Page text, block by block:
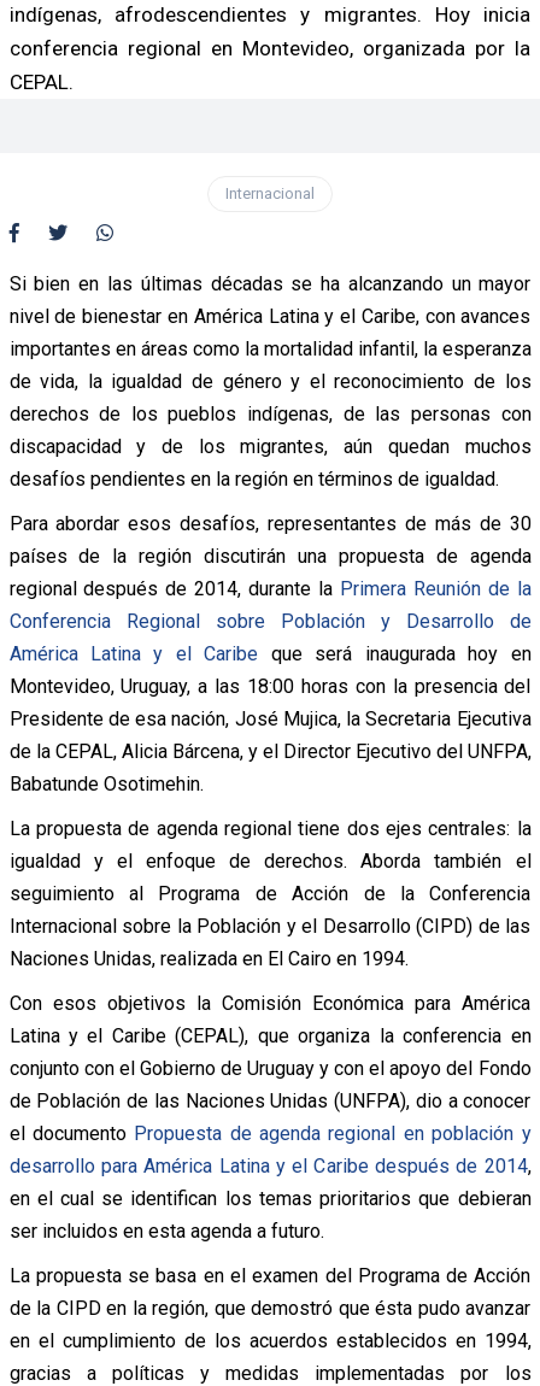
indígenas, afrodescendientes y migrantes. Hoy inicia
conferencia regional en Montevideo, organizada por la
CEPAL.
Internacional
Si bien en las últimas décadas se ha alcanzando un mayor
nivel de bienestar en América Latina y el Caribe, con avances
importantes en áreas como la mortalidad infantil, la esperanza
de vida, la igualdad de género y el reconocimiento de los
derechos de los pueblos indígenas, de las personas con
discapacidad y de los migrantes, aún quedan muchos
desafíos pendientes en la región en términos de igualdad.
Para abordar esos desafíos, representantes de más de 30
países de la región discutirán una propuesta de agenda
regional después de 2014, durante laPrimera Reunión de la
Conferencia Regional sobre Población y Desarrollo de
América Latina y el Caribe que será inaugurada hoy en
Montevideo, Uruguay, a las 18:00 horas con la presencia del
Presidente de esa nación, José Mujica, la Secretaria Ejecutiva
de la CEPAL, Alicia Bárcena, y el Director Ejecutivo del UNFPA,
Babatunde Osotimehin.
La propuesta de agenda regional tiene dos ejes centrales: la
igualdad y el enfoque de derechos. Aborda también el
seguimiento al Programa de Acción de la Conferencia
Internacional sobre la Población y el Desarrollo (CIPD) de las
Naciones Unidas, realizada en El Cairo en 1994.
Con esos objetivos la Comisión Económica para América
Latina y el Caribe (CEPAL), que organiza la conferencia en
conjunto con el Gobierno de Uruguay y con el apoyo del Fondo
de Población de las Naciones Unidas (UNFPA), dio a conocer
el documento Propuesta de agenda regional en población y
desarrollo para América Latina y el Caribe después de 2014,
en el cual se identifican los temas prioritarios que debieran
ser incluidos en esta agenda a futuro.
La propuesta se basa en el examen del Programa de Acción
de la CIPD en la región, que demostró que ésta pudo avanzar
en el cumplimiento de los acuerdos establecidos en 1994,
gracias a políticas y medidas implementadas por los